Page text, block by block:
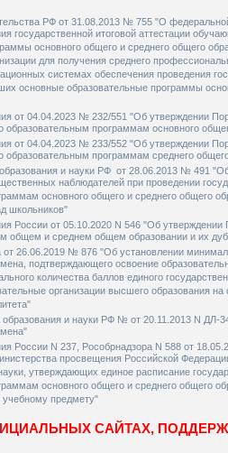
РФ от 31.08.2013 № 755 "О
государственной итоговой аттестации
основного общего и среднего общего
для получения среднего
системах обеспечения проведения
основные образовательные программы
от 04.04.2023 № 232/551 "Об утверждении
образовательным программам основного
от 04.04.2023 № 233/552 "Об утверждении
образовательным программам среднего
и науки РФ от 28.06.2013 № 491
наблюдателей при проведении
основного общего и среднего общего
школьников"
России от 05.10.2020 N 546 "Об утверждении
общем и среднем общем образовании и их
от 26.06.2019 № 876 "Об установлении
подтверждающего освоение
количества баллов единого
организации высшего образования
и науки РФ № от 20.11.2013 N ДЛ-
России N 237, Рособрнадзора N 588 от
просвещения Российской
утверждающих единое расписание
основного общего и среднего общего
предмету"
САЙТАХ,